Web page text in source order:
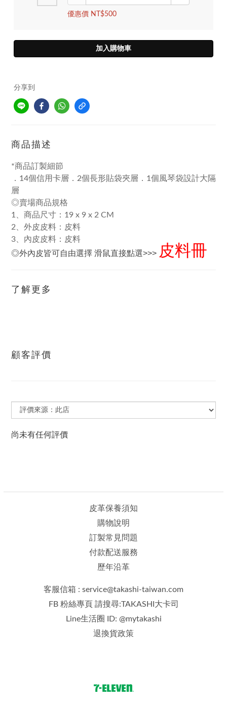
優惠價 NT$500
加入購物車
分享到
商品描述
*商品訂製細節
．14個信用卡層．2個長形貼袋夾層．1個風琴袋設計大隔
層
◎賣場商品規格
1、商品尺寸：19 x 9 x 2 CM
2、外皮皮料：皮料
3、內皮皮料：皮料
◎外內皮皆可自由選擇 滑鼠直接點選>>> 皮料冊
了解更多
顧客評價
尚未有任何評價
皮革保養須知
購物說明
訂製常見問題
付款配送服務
歷年沿革
客服信箱 : service@takashi-taiwan.com
FB 粉絲專頁 請搜尋:TAKASHI大卡司
Line生活圈 ID: @mytakashi
退換貨政策